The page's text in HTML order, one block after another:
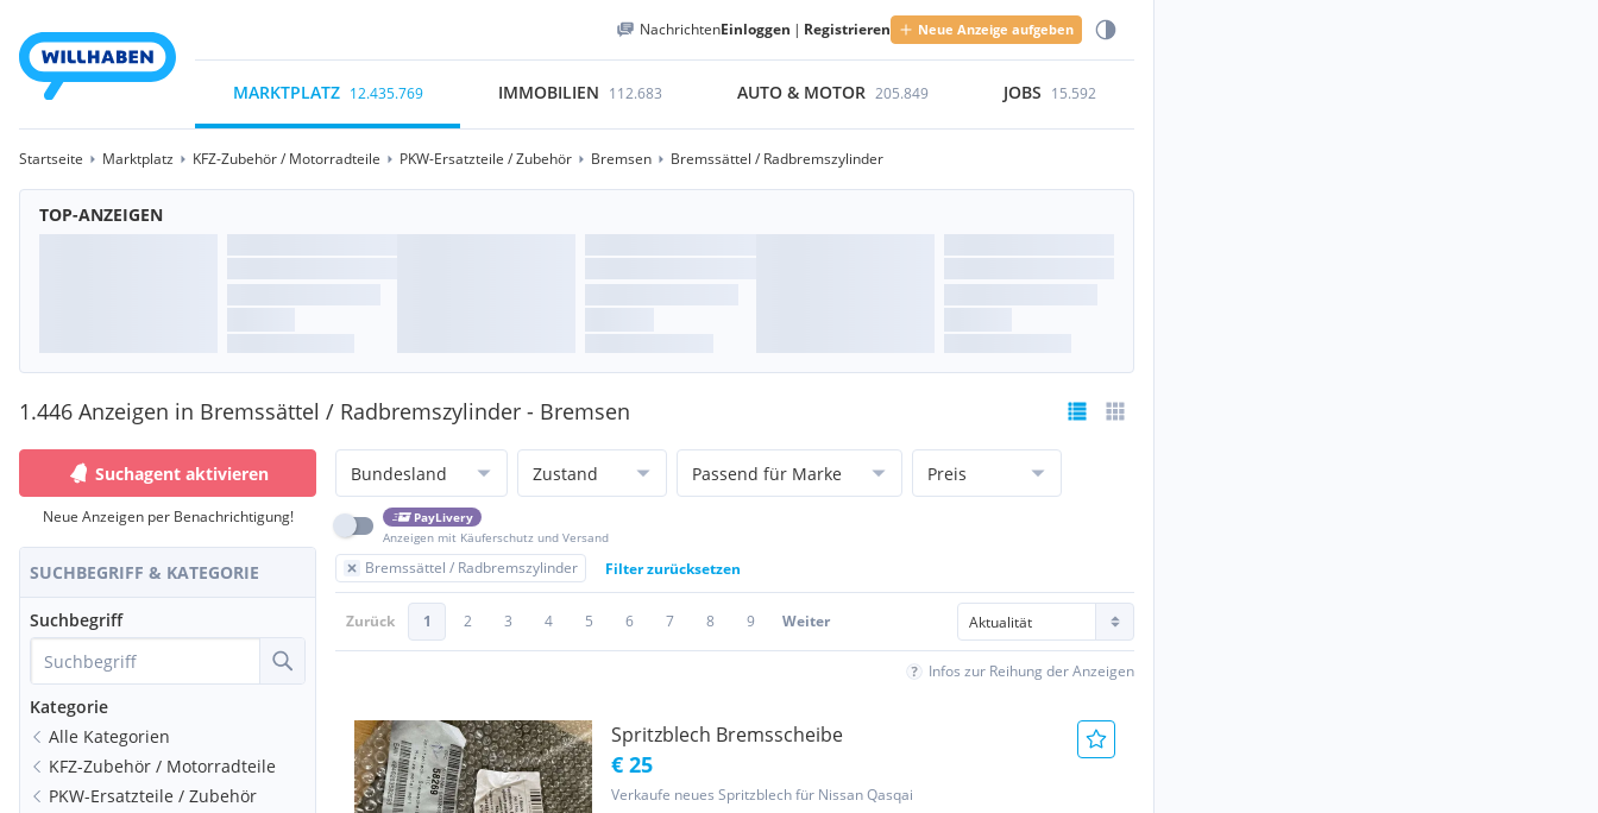
NachrichtenEinloggen | Registrieren Neue Anzeige aufgeben
MARKTPLATZ 12.435.769 IMMOBILIEN 112.683 AUTO & MOTOR 205.849 JOBS 15.592
Startseite Marktplatz KFZ-Zubehör / Motorradteile PKW-Ersatzteile / Zubehör Bremsen Bremssättel / Radbremszylinder
TOP-ANZEIGEN
1.446 Anzeigen in Bremssättel / Radbremszylinder - Bremsen
Suchagent aktivieren
Neue Anzeigen per Benachrichtigung!
SUCHBEGRIFF & KATEGORIE
Suchbegriff
Kategorie
Alle Kategorien
KFZ-Zubehör / Motorradteile
PKW-Ersatzteile / Zubehör
Bundesland Zustand Passend für Marke Preis
PayLivery
Anzeigen mit Käuferschutz und Versand
Bremssättel / Radbremszylinder Filter zurücksetzen
Zurück 1 2 3 4 5 6 7 8 9 Weiter
Infos zur Reihung der Anzeigen
Spritzblech Bremsscheibe
€ 25
Verkaufe neues Spritzblech für Nissan Qasqai